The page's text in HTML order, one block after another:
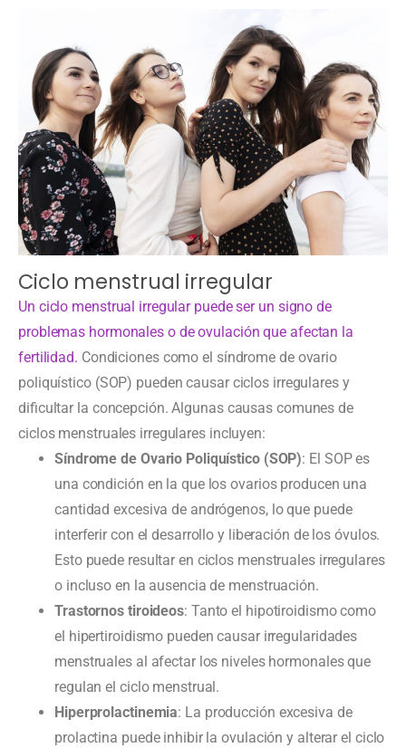
Ciclo menstrual irregular
Un ciclo menstrual irregular puede ser un signo de
problemas hormonales o de ovulación que afectan la
fertilidad. Condiciones como el síndrome de ovario
poliquístico (SOP) pueden causar ciclos irregulares y
dificultar la concepción. Algunas causas comunes de
ciclos menstruales irregulares incluyen:
Síndrome de Ovario Poliquístico (SOP): El SOP es
una condición en la que los ovarios producen una
cantidad excesiva de andrógenos, lo que puede
interferir con el desarrollo y liberación de los óvulos.
Esto puede resultar en ciclos menstruales irregulares
o incluso en la ausencia de menstruación.
Trastornos tiroideos: Tanto el hipotiroidismo como
el hipertiroidismo pueden causar irregularidades
menstruales al afectar los niveles hormonales que
regulan el ciclo menstrual.
Hiperprolactinemia: La producción excesiva de
prolactina puede inhibir la ovulación y alterar el ciclo